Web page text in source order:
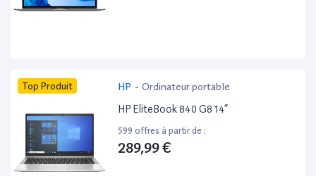
Top Produit HP - Ordinateur portable
HP EliteBook 840 G8 14”
599 offres à partir de :
289,99 €